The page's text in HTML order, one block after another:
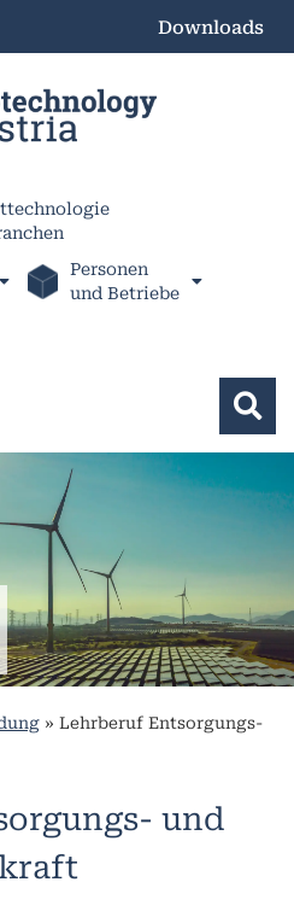
Downloads
Personen
und Betriebe
» Lehrberuf Entsorgungs-
und